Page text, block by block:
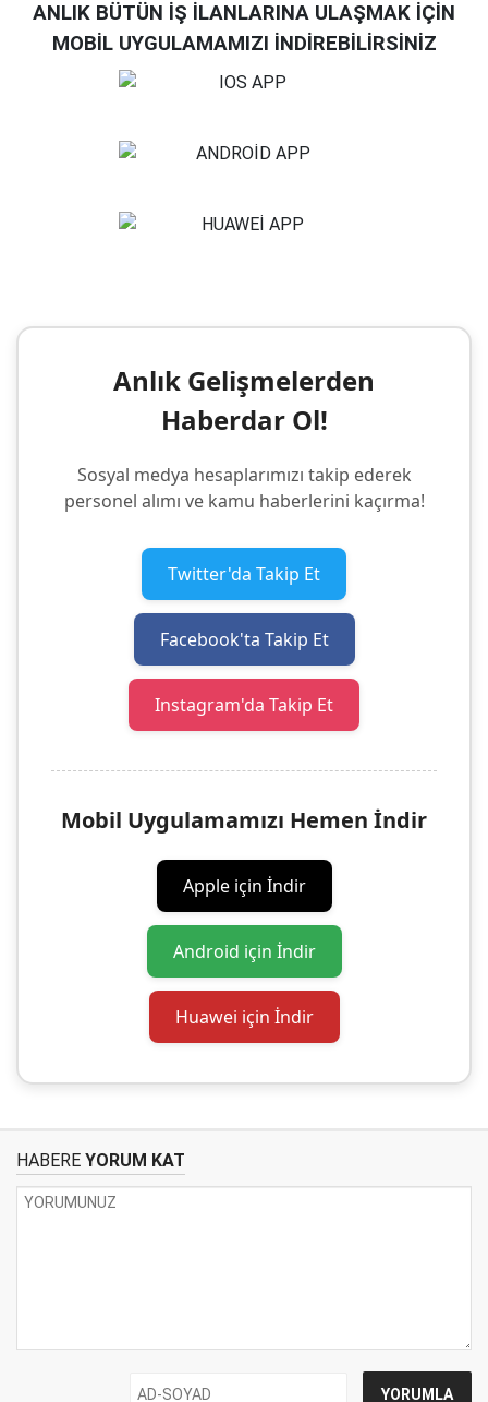
ANLIK BÜTÜN İŞ İLANLARINA ULAŞMAK İÇİN
MOBİL UYGULAMAMIZI İNDİREBİLİRSİNİZ
Anlık Gelişmelerden
Haberdar Ol!
Sosyal medya hesaplarımızı takip ederek
personel alımı ve kamu haberlerini kaçırma!
Twitter'da Takip Et
Facebook'ta Takip Et
Instagram'da Takip Et
Mobil Uygulamamızı Hemen İndir
Apple için İndir
Android için İndir
Huawei için İndir
HABERE YORUM KAT